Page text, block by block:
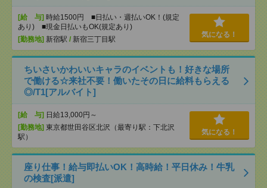
[給 与] 時給1500円 ■日払い・週払いOK！(規定
あり) ■現金日払いもOK(規定あり)
[勤務地] 新宿駅 / 新宿三丁目駅
気になる！
ちいさいかわいいキャラのイベントも！好きな場所
で働ける☆来社不要！働いたその日に給料もらえる
◎/T1[アルバイト]
[給 与] 日給13,000円～
[勤務地] 東京都世田谷区北沢（最寄り駅：下北沢
駅）
気になる！
座り仕事！給与即払いOK！高時給！平日休み！牛乳
の検査[派遣]